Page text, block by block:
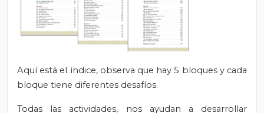
Aquí está el índice, observa que hay 5 bloques y cada
bloque tiene diferentes desafíos.
Todas las actividades, nos ayudan a desarrollar